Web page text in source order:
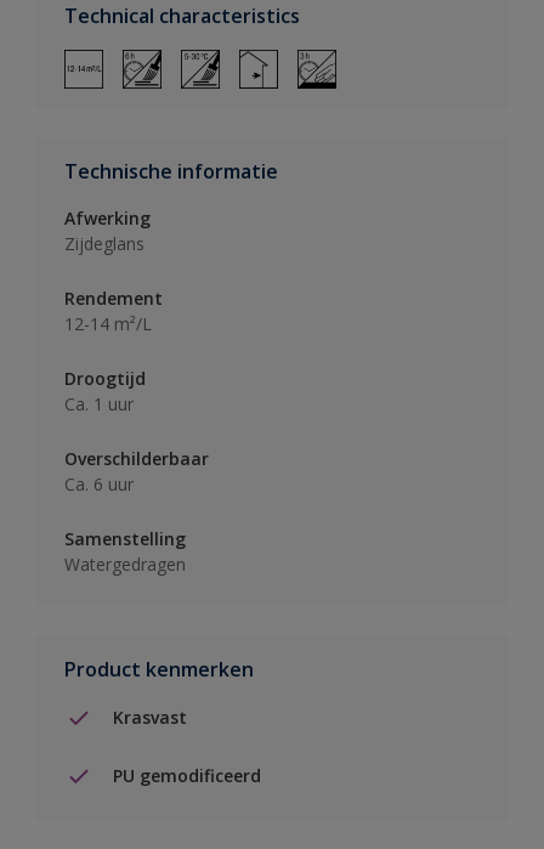
Technical characteristics
Technische informatie
Afwerking
Zijdeglans
Rendement
12-14 m²/L
Droogtijd
Ca. 1 uur
Overschilderbaar
Ca. 6 uur
Samenstelling
Watergedragen
Product kenmerken
Krasvast
PU gemodificeerd